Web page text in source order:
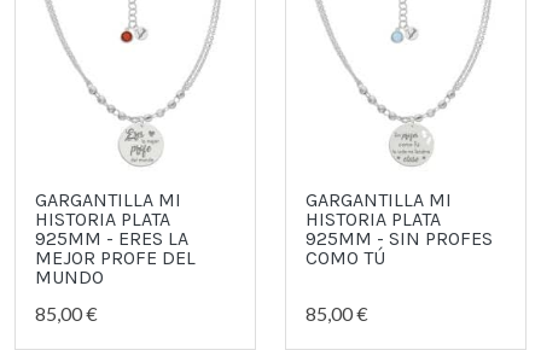
GARGANTILLA MI
HISTORIA PLATA
925MM - ERES LA
MEJOR PROFE DEL
MUNDO
85,00 €
GARGANTILLA MI
HISTORIA PLATA
925MM - SIN PROFES
COMO TÚ
85,00 €